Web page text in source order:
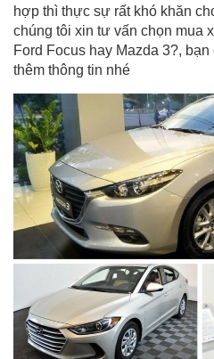
hợp thì thực sự rất khó khăn
chúng tôi xin tư vấn chọn mua
Ford Focus hay Mazda 3?,
thêm thông tin nhé